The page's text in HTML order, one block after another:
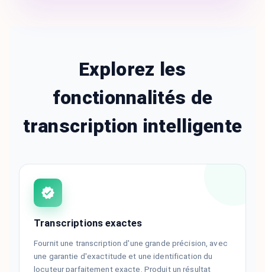
Explorez les
fonctionnalités de
transcription intelligente
Transcriptions exactes
Fournit une transcription d'une grande précision, avec
une garantie d'exactitude et une identification du
locuteur parfaitement exacte. Produit un résultat